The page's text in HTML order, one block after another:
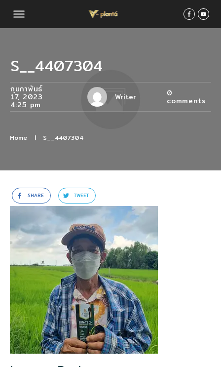
S__4407304
กุมภาพันธ์
17, 2023
4:25 pm
Writer 0
comments
Home | S__4407304
SHARE TWEET